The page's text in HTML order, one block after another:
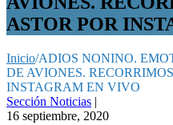
ASTOR POR
Inicio/ADIOS NONINO.
DE AVIONES.
INSTAGRAM EN VIVO
Sección Noticias |
16 septiembre, 2020